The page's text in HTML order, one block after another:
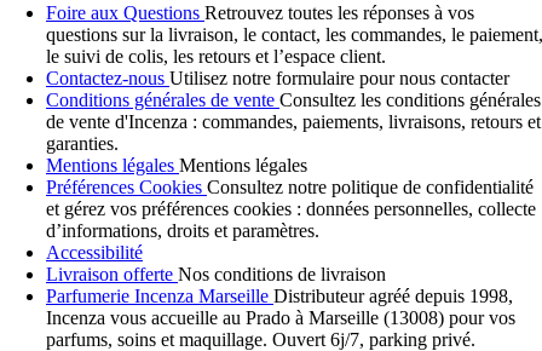
Foire aux Questions Retrouvez toutes les réponses à vos
questions sur la livraison, le contact, les commandes, le paiement,
le suivi de colis, les retours et l’espace client.
Contactez-nous Utilisez notre formulaire pour nous contacter
Conditions générales de vente Consultez les conditions générales
de vente d'Incenza : commandes, paiements, livraisons, retours et
garanties.
Mentions légales Mentions légales
Préférences Cookies Consultez notre politique de confidentialité
et gérez vos préférences cookies : données personnelles, collecte
d’informations, droits et paramètres.
Accessibilité
Livraison offerte Nos conditions de livraison
Parfumerie Incenza Marseille Distributeur agréé depuis 1998,
Incenza vous accueille au Prado à Marseille (13008) pour vos
parfums, soins et maquillage. Ouvert 6j/7, parking privé.